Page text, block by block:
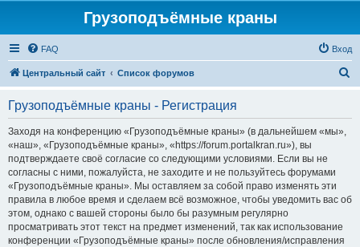
Грузоподъёмные краны
FAQ Вход
Центральный сайт Список форумов
Грузоподъёмные краны - Регистрация
Заходя на конференцию «Грузоподъёмные краны» (в дальнейшем «мы»,
«наш», «Грузоподъёмные краны», «https://forum.portalkran.ru»), вы
подтверждаете своё согласие со следующими условиями. Если вы не
согласны с ними, пожалуйста, не заходите и не пользуйтесь форумами
«Грузоподъёмные краны». Мы оставляем за собой право изменять эти
правила в любое время и сделаем всё возможное, чтобы уведомить вас об
этом, однако с вашей стороны было бы разумным регулярно
просматривать этот текст на предмет изменений, так как использование
конференции «Грузоподъёмные краны» после обновления/исправления